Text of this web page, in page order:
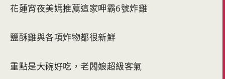
花蓮宵夜美媽推薦這家呷霸6號炸雞
鹽酥雞與各項炸物都很新鮮
重點是大碗好吃，老闆娘超級客氣